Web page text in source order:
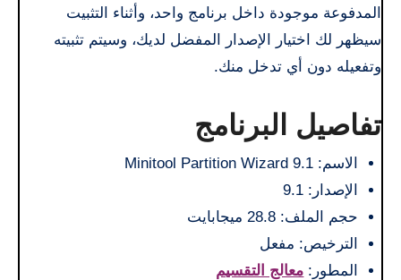
المدفوعة موجودة داخل برنامج واحد، وأثناء التثبيت
سيظهر لك اختيار الإصدار المفضل لديك، وسيتم تثبيته
وتفعيله دون أي تدخل منك.
تفاصيل البرنامج
الاسم: Minitool Partition Wizard 9.1
الإصدار: 9.1
حجم الملف: 28.8 ميجابايت
الترخيص: مفعل
المطور: معالج التقسيم